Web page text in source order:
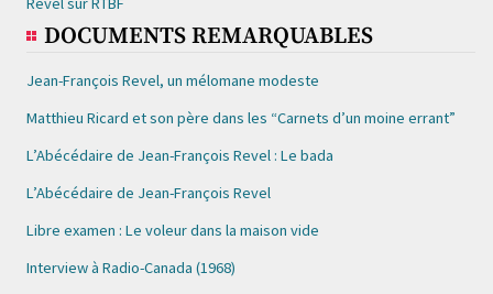
DOCUMENTS REMARQUABLES
Jean-François Revel, un mélomane modeste
Matthieu Ricard et son père dans les “Carnets d’un moine errant”
L’Abécédaire de Jean-François Revel : Le bada
L’Abécédaire de Jean-François Revel
Libre examen : Le voleur dans la maison vide
Interview à Radio-Canada (1968)